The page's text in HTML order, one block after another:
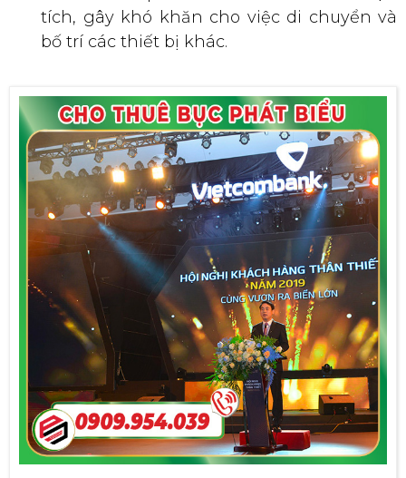
Bục phát biểu màu trắng và bục phát biểu màu gỗ
CÁCH LỰA CHỌN BỤC PHÁT BIỂU
THEO KHÔNG GIAN TỔ CHỨC SỰ
KIỆN